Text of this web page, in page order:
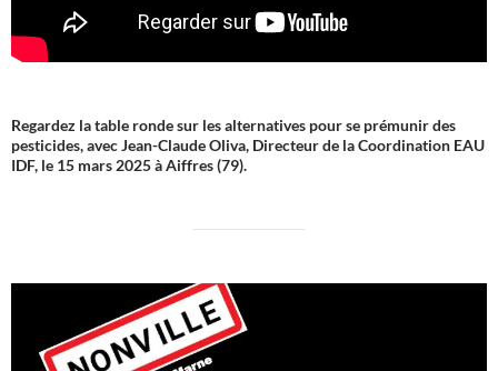
Regardez la table ronde sur les alternatives pour se prémunir des
pesticides, avec Jean-Claude Oliva, Directeur de la Coordination EAU
IDF, le 15 mars 2025 à Aiffres (79).